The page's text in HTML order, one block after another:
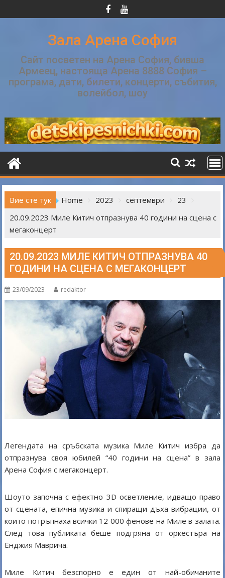
to
Зала Арена София
Сайт посветен на Арена София, бивша
Армеец, настояща Арена 8888 София –
програма, дати, билети, концерти, събития,
волейбол, шоу
Вие сте тук Home 2023 септември
23
20.09.2023 Миле Китич отпразнува 40 години на сцена с
мегаконцерт
20.09.2023 МИЛЕ КИТИЧ ОТПРАЗНУВА 40
ГОДИНИ НА СЦЕНА С МЕГАКОНЦЕРТ
23/09/2023 redaktor
Легендата на сръбската музика Миле Китич избра да
отпразнува своя юбилей “40 години на сцена” в зала
Арена София с мегаконцерт.
Шоуто започна с ефектно 3D осветление, идващо право
от сцената, епична музика и спиращи дъха вибрации, от
които потръпнаха всички 12 000 фенове на Миле в залата.
След това публиката беше подгряна от оркестъра на
Енджия Маврича.
Миле Китич безспорно е един от най-обичаните